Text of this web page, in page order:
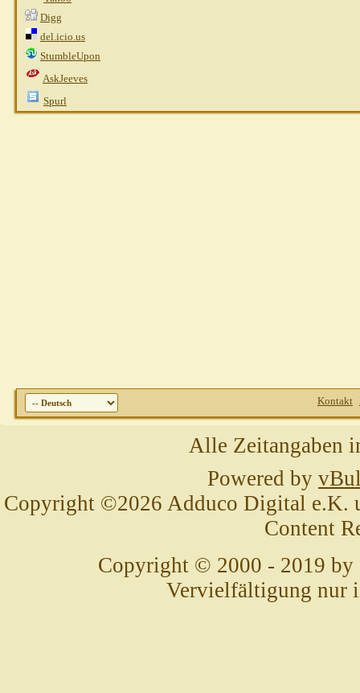
Digg
del.icio.us
StumbleUpon
AskJeeves
Spurl
Kontakt
Alle Zeitangaben
Powered by
Copyright ©2026 Adduco Digital e.K.
Content
Copyright © 2000 - 2019 by
Vervielfältigung nur